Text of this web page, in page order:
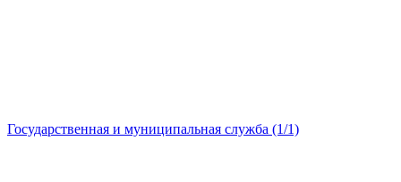
Государственная и муниципальная служба (1/1)